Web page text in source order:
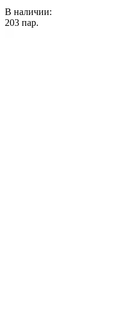
В наличии:
203 пар.